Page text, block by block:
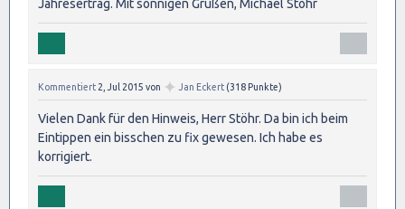
Jahresertrag. Mit sonnigen Grüßen, Michael Stöhr
Kommentiert 2, Jul 2015 von ✦ Jan Eckert (318 Punkte)
Vielen Dank für den Hinweis, Herr Stöhr. Da bin ich beim
Eintippen ein bisschen zu fix gewesen. Ich habe es
korrigiert.